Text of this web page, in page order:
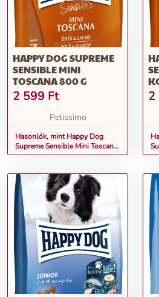
HAPPY DOG SUPREME
SENSIBLE MINI
TOSCANA 800 G
2 599 Ft
Petissimo
Hasonlók, mint Happy Dog
Supreme Sensible Mini Toscana
800 g
2